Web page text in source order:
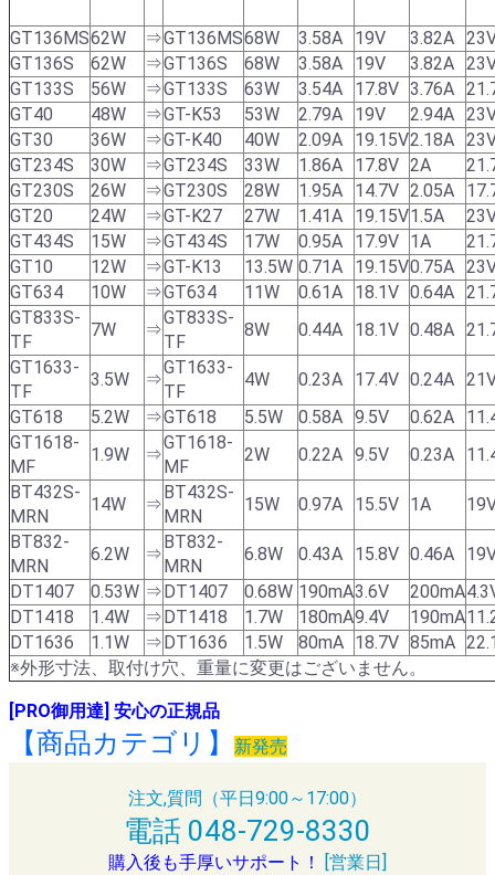
GT136MS62W ⇒GT136MS68W 3.58A 19V 3.82A
GT136S
62W ⇒GT136S 68W 3.58A 19V 3.82A
GT133S
56W ⇒GT133S 63W 3.54A 17.8V 3.76A
GT40
48W ⇒GT-K53 53W 2.79A 19V 2.94A
GT30
36W ⇒GT-K40 40W 2.09A 19.15V2.18A
GT234S
30W ⇒GT234S 33W 1.86A 17.8V 2A
GT230S
26W ⇒GT230S 28W 1.95A 14.7V 2.05A
GT20
24W ⇒GT-K27 27W 1.41A 19.15V1.5A
GT434S
15W ⇒GT434S 17W 0.95A 17.9V 1A
GT10
12W ⇒GT-K13 13.5W 0.71A 19.15V0.75A
GT634
10W ⇒GT634 11W 0.61A 18.1V 0.64A
GT833S-
TF
7W ⇒
GT833S-
TF
8W 0.44A 18.1V 0.48A
GT1633-
TF
3.5W ⇒
GT1633-
TF
4W 0.23A 17.4V 0.24A
GT618
5.2W ⇒GT618 5.5W 0.58A 9.5V 0.62A
GT1618-
MF
1.9W ⇒
GT1618-
MF
2W 0.22A 9.5V 0.23A
BT432S-
MRN
14W ⇒
BT432S-
MRN
15W 0.97A 15.5V 1A
BT832-
MRN
6.2W ⇒
BT832-
MRN
6.8W 0.43A 15.8V 0.46A
DT1407
0.53W ⇒DT1407 0.68W 190mA3.6V 200mA
DT1418
1.4W ⇒DT1418 1.7W 180mA9.4V 190mA
DT1636
1.1W ⇒DT1636 1.5W 80mA 18.7V 85mA
※外形寸法、取付け穴、重量に変更はございません。
[PRO御用達] 安心の正規品
【商品カテゴリ】 新発売
注文,質問（平日9:00～17:00）
電話 048-729-8330
購入後も手厚いサポート！ [営業日]